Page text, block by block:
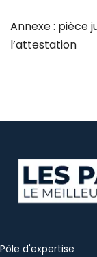
Annexe : pièce
l’attestation
Pôle d'expertise